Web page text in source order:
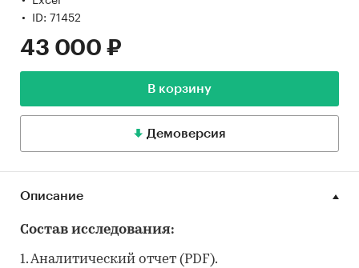
ID: 71452
43 000 ₽
В корзину
Демоверсия
Описание
Состав исследования:
1. Аналитический отчет (PDF).